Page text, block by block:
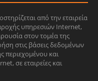
από την εταιρεία
υπηρεσιών Internet,
στον τομέα της
στις βάσεις δεδομένων
περιεχομένου και
σε εταιρείες και